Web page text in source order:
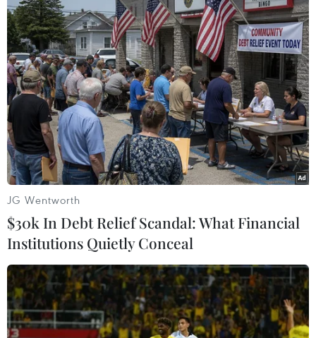
TIN LIÊN QUAN
Olympic Paris 2024 nói "Không" với đồ
nhựa dùng một lần
27/05/2023 00:34
JG Wentworth
$30k In Debt Relief Scandal: What Financial
Institutions Quietly Conceal